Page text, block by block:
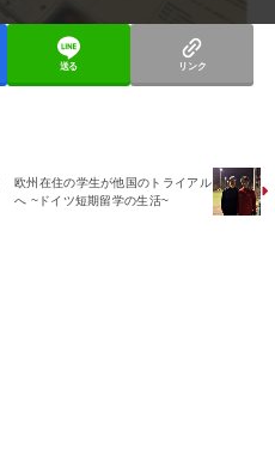
送る リンク
欧州在住の学生が他国のトライアル
へ ~ドイツ短期留学の生活~